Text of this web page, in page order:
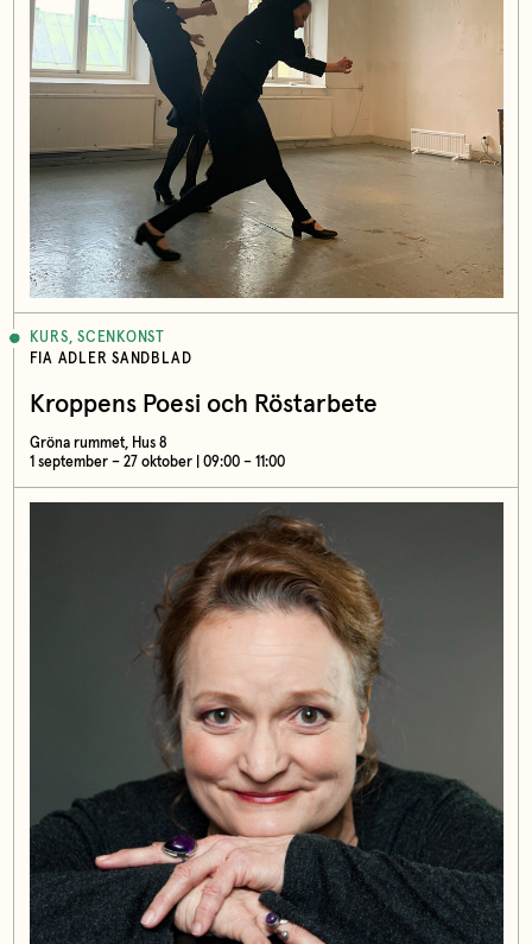
KURS, SCENKONST
FIA ADLER SANDBLAD
Kroppens Poesi och Röstarbete
Gröna rummet, Hus 8
1 september – 27 oktober | 09:00 – 11:00